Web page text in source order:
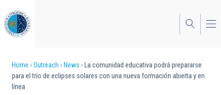
to
main
content
Breadcrumb
Home Outreach News
La comunidad educativa podrá prepararse
para el trío de eclipses solares con una nueva formación abierta y en
línea